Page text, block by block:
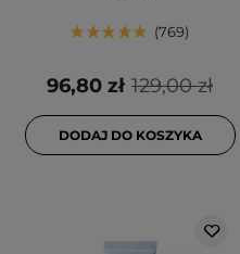
769
129,00 zł
96,80 zł
DODAJ DO KOSZYKA